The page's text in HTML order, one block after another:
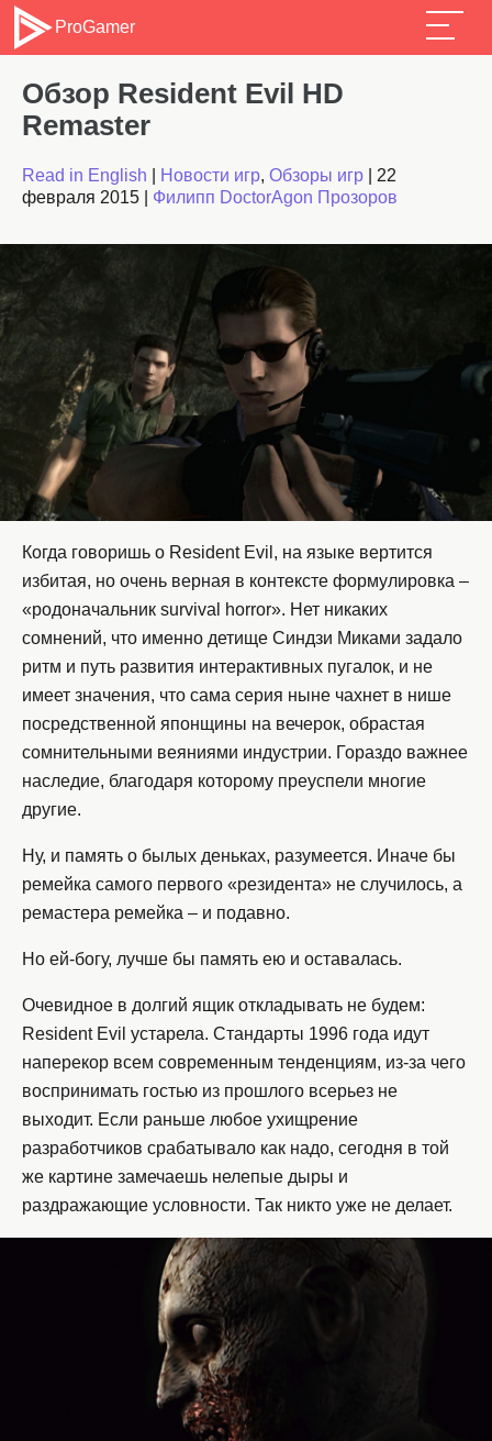
ProGamer
Обзор Resident Evil HD
Remaster
Read in English Новости игр, Обзоры игр
22
февраля 2015
Филипп DoctorAgon Прозоров
Когда говоришь о Resident Evil, на языке вертится
избитая, но очень верная в контексте формулировка –
«родоначальник survival horror». Нет никаких
сомнений, что именно детище Синдзи Миками задало
ритм и путь развития интерактивных пугалок, и не
имеет значения, что сама серия ныне чахнет в нише
посредственной японщины на вечерок, обрастая
сомнительными веяниями индустрии. Гораздо важнее
наследие, благодаря которому преуспели многие
другие.
Ну, и память о былых деньках, разумеется. Иначе бы
ремейка самого первого «резидента» не случилось, а
ремастера ремейка – и подавно.
Но ей-богу, лучше бы память ею и оставалась.
Очевидное в долгий ящик откладывать не будем:
Resident Evil устарела. Стандарты 1996 года идут
наперекор всем современным тенденциям, из-за чего
воспринимать гостью из прошлого всерьез не
выходит. Если раньше любое ухищрение
разработчиков срабатывало как надо, сегодня в той
же картине замечаешь нелепые дыры и
раздражающие условности. Так никто уже не делает.